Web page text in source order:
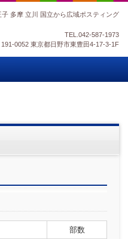
子 多摩 立川 国立から広域ポスティング
TEL. 042-587-1973
191-0052 東京都日野市東豊田4-17-3-1F
部数